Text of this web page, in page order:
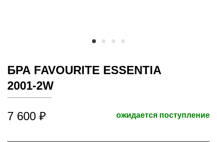
БРА FAVOURITE ESSENTIA
2001-2W
7 600 ₽ ожидается поступление